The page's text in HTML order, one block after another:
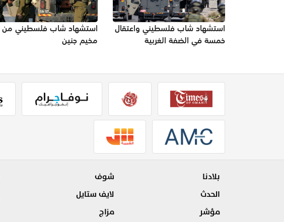
استشهاد شاب فلسطيني واعتقال
خمسة في الضفة الغربية
استشهاد شاب فلسطيني من
مخيم جنين
بلادنا
الحدث
مؤشر
شوف
لايف ستايل
مزاج